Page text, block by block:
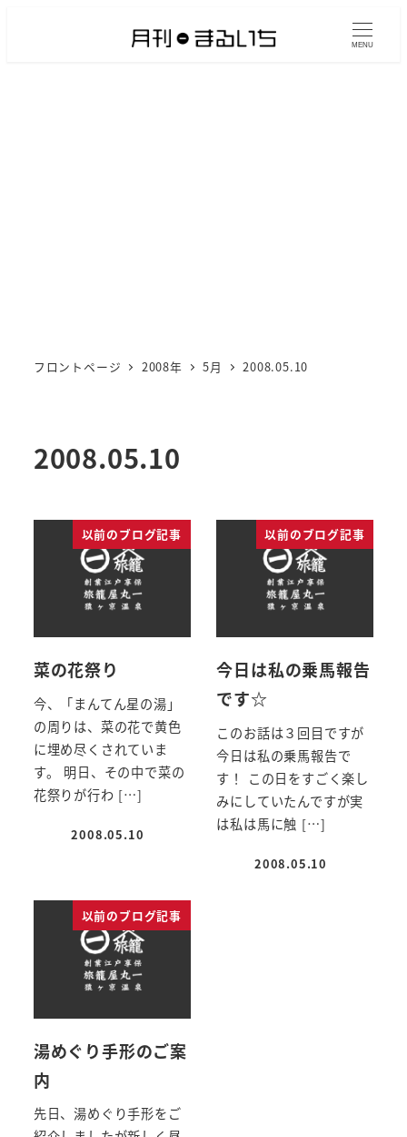
MENU
フロントページ 2008年 5月 2008.05.10
2008.05.10
以前のブログ記事
菜の花祭り
今、「まんてん星の湯」
の周りは、菜の花で黄色
に埋め尽くされていま
す。 明日、その中で菜の
花祭りが行わ […]
投稿日
2008.05.10
以前のブログ記事
今日は私の乗馬報告
です☆
このお話は３回目ですが
今日は私の乗馬報告で
す！ この日をすごく楽し
みにしていたんですが実
は私は馬に触 […]
投稿日
2008.05.10
以前のブログ記事
湯めぐり手形のご案
内
先日、湯めぐり手形をご